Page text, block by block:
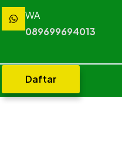
WA
089699694013
Daftar